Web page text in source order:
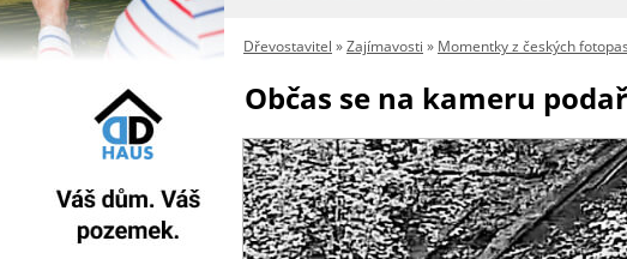
Dřevostavitel »Zajímavosti » Momentky z českých
Občas se na kameru